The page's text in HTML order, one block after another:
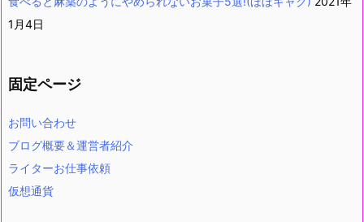
1月4日
固定ページ
お問い合わせ
ブログ概要＆運営者紹介
ライターお仕事依頼
仮想通貨